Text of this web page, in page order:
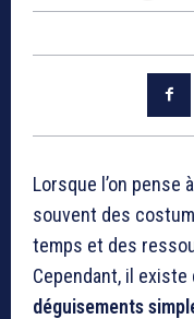
Lorsque l’on pense
souvent des
temps et des
Cependant, il
déguisements